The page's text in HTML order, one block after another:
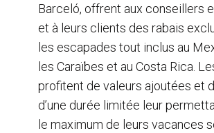
k
n
Barceló, offrent aux conseillers
et à leurs clients des rabais
les escapades tout inclus au
les Caraïbes et au Costa Rica.
profitent de valeurs ajoutées et
d’une durée limitée leur
le maximum de leurs vacances